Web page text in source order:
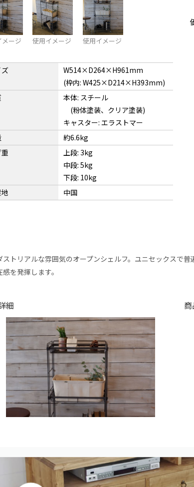
ージ 使用イメージ 使用イメージ
W514×D264×H961mm
(枠内: W425×D214×H393mm)
本体: スチール
(粉体塗装、クリア塗装)
キャスター: エラストマー
約6.6kg
上段: 3kg
中段: 5kg
下段: 10kg
中国
ストリアルな雰囲気のオープンシェルフ。ユニセックスで
を発揮します。
細